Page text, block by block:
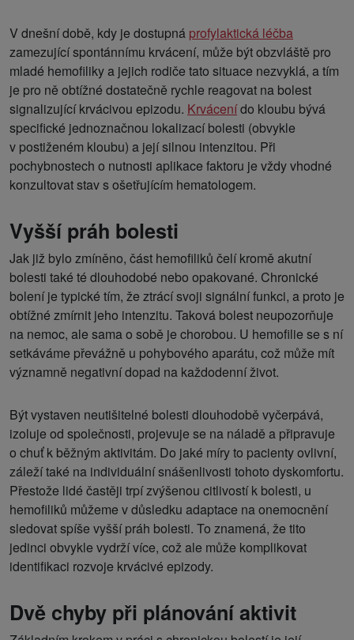
V dnešní době, kdy je dostupná profylaktická léčba
zamezující spontánnímu krvácení, může být obzvláště pro
mladé hemofiliky a jejich rodiče tato situace nezvyklá, a tím
je pro ně obtížné dostatečně rychle reagovat na bolest
signalizující krvácivou epizodu. Krvácenído kloubu bývá
specifické jednoznačnou lokalizací bolesti (obvykle
v postiženém kloubu) a její silnou intenzitou. Při
pochybnostech o nutnosti aplikace faktoru je vždy vhodné
konzultovat stav s ošetřujícím hematologem.
Vyšší práh bolesti
Jak již bylo zmíněno, část hemofiliků čelí kromě akutní
bolesti také té dlouhodobé nebo opakované. Chronické
bolení je typické tím, že ztrácí svoji signální funkci, a proto je
obtížné zmírnit jeho intenzitu. Taková bolest neupozorňuje
na nemoc, ale sama o sobě je chorobou. U hemofilie se s ní
setkáváme převážně u pohybového aparátu, což může mít
významně negativní dopad na každodenní život.
Být vystaven neutišitelné bolesti dlouhodobě vyčerpává,
izoluje od společnosti, projevuje se na náladě a připravuje
o chuť k běžným aktivitám. Do jaké míry to pacienty ovlivní,
záleží také na individuální snášenlivosti tohoto dyskomfortu.
Přestože lidé častěji trpí zvýšenou citlivostí k bolesti, u
hemofiliků můžeme v důsledku adaptace na onemocnění
sledovat spíše vyšší práh bolesti. To znamená, že tito
jedinci obvykle vydrží více, což ale může komplikovat
identifikaci rozvoje krvácivé epizody.
Dvě chyby při plánování aktivit